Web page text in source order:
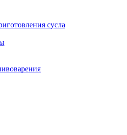
сусла